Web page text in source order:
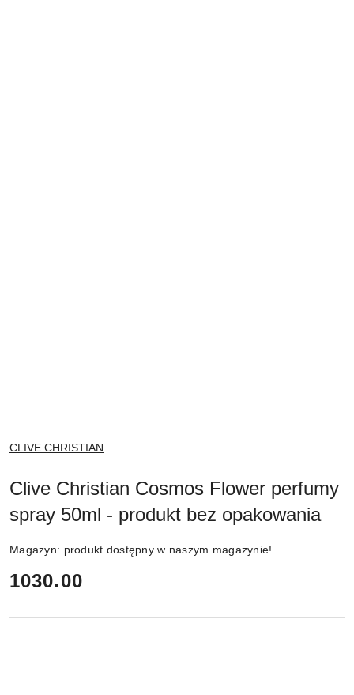
NAZWA
PRODUCENTA:
CLIVE CHRISTIAN
Clive Christian Cosmos Flower perfumy
spray 50ml - produkt bez opakowania
Magazyn: produkt dostępny w naszym magazynie!
cena:
1030.00